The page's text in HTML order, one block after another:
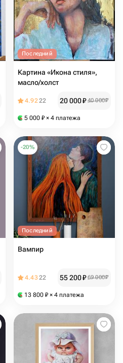
Последний
Картина «Икона стиля»,
масло/холст
4.9222 20 000₽ 40 000₽
5 000 ₽ × 4 платежа
-20%
Последний
Вампир
4.4322 55 200₽ 69 000₽
13 800 ₽ × 4 платежа